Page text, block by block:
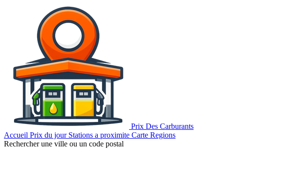
Prix Des Carburants
Accueil Prix du jour Stations a proximite Carte Regions
Rechercher une ville ou un code postal